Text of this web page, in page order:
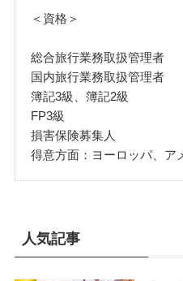
＜資格＞
総合旅行業務取扱管理者
国内旅行業務取扱管理者
簿記3級、簿記2級
FP3級
損害保険募集人
得意方面：ヨーロッパ、ア
人気記事